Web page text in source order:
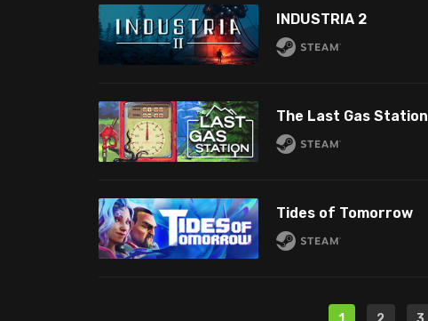
INDUSTRIA 2
The Last Gas Station
Tides of Tomorrow